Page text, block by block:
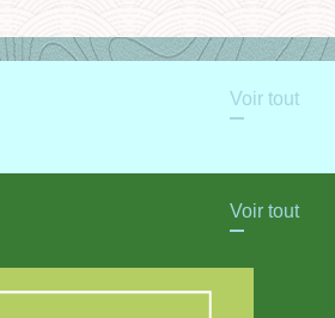
Voir tout
Voir tout